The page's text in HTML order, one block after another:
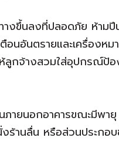
งขึ้นลงที่ปลอดภัย ห้ามปี
อันตรายและเครื่องห
กจ้างสวมใส่อุปกรณ์ป้
ภายนอกอาคารขณะมีพ
านลื่น หรือส่วนประกอบ